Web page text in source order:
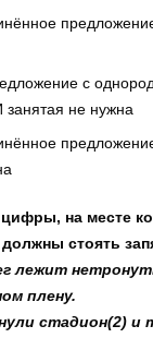
с
не нужна
цифры, на месте
стоять
лежит
плену.
стадион(2) и